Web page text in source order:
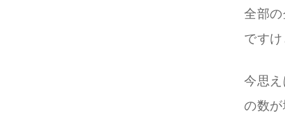
全部
です
今思
の数